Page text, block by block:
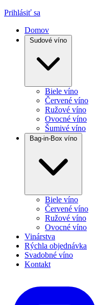
Prihlásiť sa
Domov
Sudové víno
Biele víno
Červené víno
Ružové víno
Ovocné víno
Šumivé víno
Bag-in-Box víno
Biele víno
Červené víno
Ružové víno
Ovocné víno
Vinárstva
Rýchla objednávka
Svadobné víno
Kontakt